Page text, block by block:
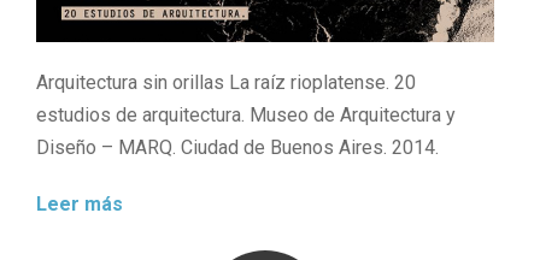
Arquitectura sin orillas La raíz rioplatense. 20
estudios de arquitectura. Museo de Arquitectura y
Diseño – MARQ. Ciudad de Buenos Aires. 2014.
Leer más